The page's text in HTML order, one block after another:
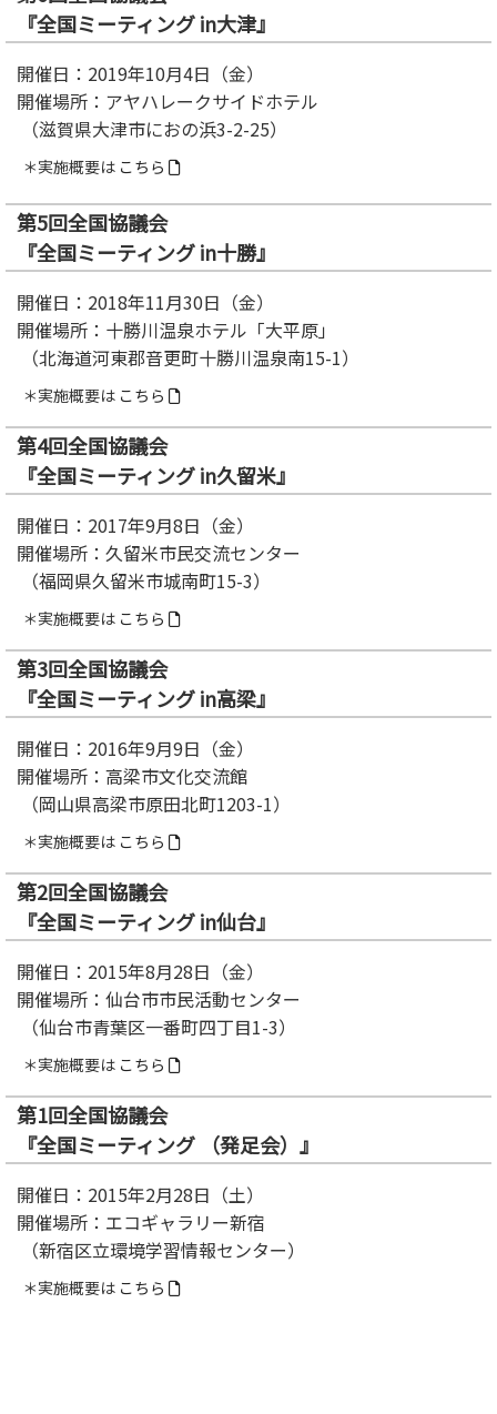
『全国ミーティング in大津』
開催日：2019年10月4日（金）
開催場所：アヤハレークサイドホテル
（滋賀県大津市におの浜3-2-25）
＊実施概要は こちら
第5回全国協議会
『全国ミーティング in十勝』
開催日：2018年11月30日（金）
開催場所：十勝川温泉ホテル「大平原」
（北海道河東郡音更町十勝川温泉南15-1）
＊実施概要は こちら
第4回全国協議会
『全国ミーティング in久留米』
開催日：2017年9月8日（金）
開催場所：久留米市民交流センター
（福岡県久留米市城南町15-3）
＊実施概要は こちら
第3回全国協議会
『全国ミーティング in高梁』
開催日：2016年9月9日（金）
開催場所：高梁市文化交流館
（岡山県高梁市原田北町1203-1）
＊実施概要は こちら
第2回全国協議会
『全国ミーティング in仙台』
開催日：2015年8月28日（金）
開催場所：仙台市市民活動センター
（仙台市青葉区一番町四丁目1-3）
＊実施概要は こちら
第1回全国協議会
『全国ミーティング （発足会）』
開催日：2015年2月28日（土）
開催場所：エコギャラリー新宿
（新宿区立環境学習情報センター）
＊実施概要は こちら